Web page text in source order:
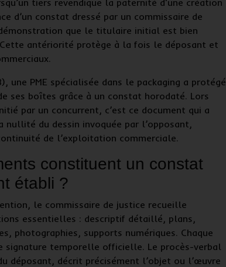
tiers revendique la paternité d'une création
d’un constat dressé par un commissaire de
que le titulaire initial est bien
antériorité protège à la fois le déposant et
une PME spécialisée dans le packaging a protégé
ses boîtes grâce à un constat horodaté. Lors
par un concurrent, c’est ce document qui a
nullité du dessin invoquée par l’opposant,
de l’exploitation commerciale.
constituent un constat
établi ?
le commissaire de justice recueille
essentielles : descriptif détaillé, plans,
photographies, supports numériques. Chaque
signature temporelle officielle. Le procès-verbal
déposant, décrit précisément l’objet ou l’œuvre